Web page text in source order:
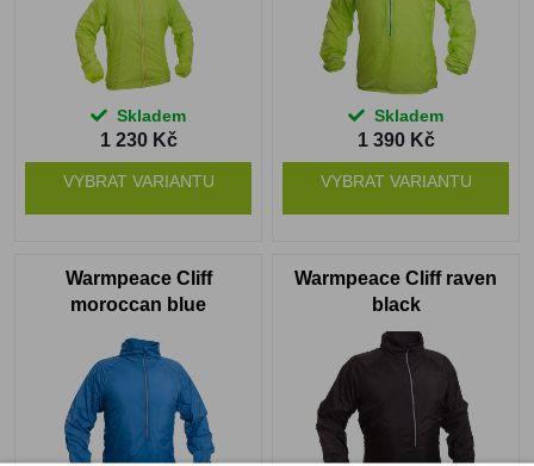
Skladem
1 230 Kč
VYBRAT VARIANTU
Skladem
1 390 Kč
VYBRAT VARIANTU
Warmpeace Cliff
moroccan blue
Warmpeace Cliff raven
black